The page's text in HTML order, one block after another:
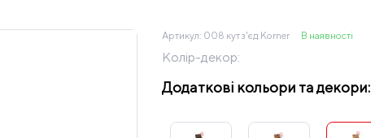
Артикул: 008 кут з'єд.Korner В наявності
Колір-декор:
Додаткові кольори та декори: